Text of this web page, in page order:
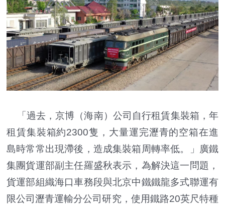
「過去，京博（海南）公司自行租賃集裝箱，年
租賃集裝箱約2300隻，大量運完瀝青的空箱在進
島時常常出現滯後，造成集裝箱周轉率低。」廣鐵
集團貨運部副主任羅盛秋表示，為解決這一問題，
貨運部組織海口車務段與北京中鐵鐵龍多式聯運有
限公司瀝青運輸分公司研究，使用鐵路20英尺特種